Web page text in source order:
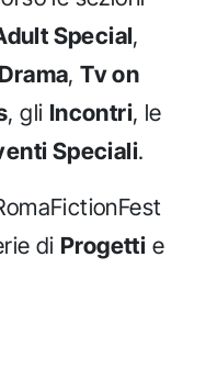
Special,
,Tv on
, gli Incontri, le
Speciali.
di Progetti e